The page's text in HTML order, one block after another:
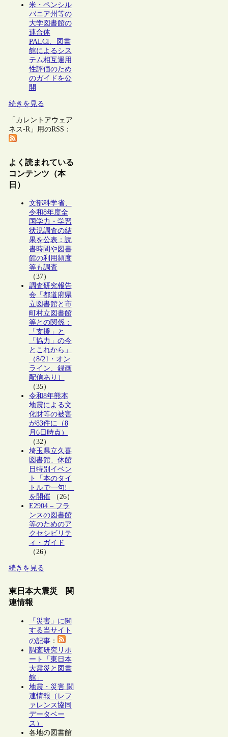
米・ペンシル
バニア州等の
大学図書館の
連合体
PALCI、図書
館によるシス
テム相互運用
性評価のため
のガイドを公
開
続きを見る
「カレントアウェア
ネス-R」用のRSS：
よく読まれている
コンテンツ（本
日）
文部科学省、
令和8年度全
国学力・学習
状況調査の結
果を公表：読
書時間や図書
館の利用頻度
等も調査
（37）
調査研究報告
会「都道府県
立図書館と市
町村立図書館
等との関係：
「支援」と
「協力」の今
とこれから」
（8/21・オン
ライン、録画
配信あり）
（35）
令和8年熊本
地震による文
化財等の被害
が83件に（8
月6日時点）
（32）
埼玉県立久喜
図書館、休館
日特別イベン
ト「本のタイ
トルで一句!」
を開催（26）
E2904 – フラ
ンスの図書館
等のためのア
クセシビリテ
ィ・ガイド
（26）
続きを見る
東日本大震災 関
連情報
「災害」に関
する当サイト
の記事：
調査研究リポ
ート「東日本
大震災と図書
館」
地震・災害 関
連情報（レフ
ァレンス協同
データベー
ス）
各地の図書館